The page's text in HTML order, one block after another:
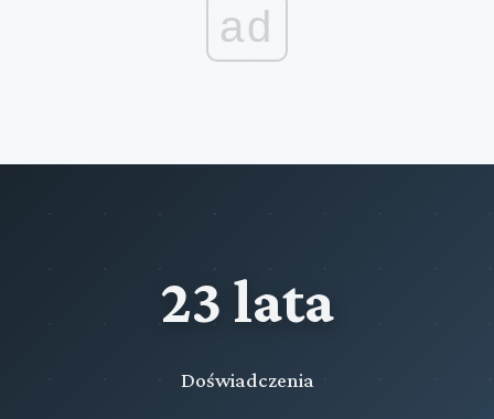
ad
23 lata
Doświadczenia